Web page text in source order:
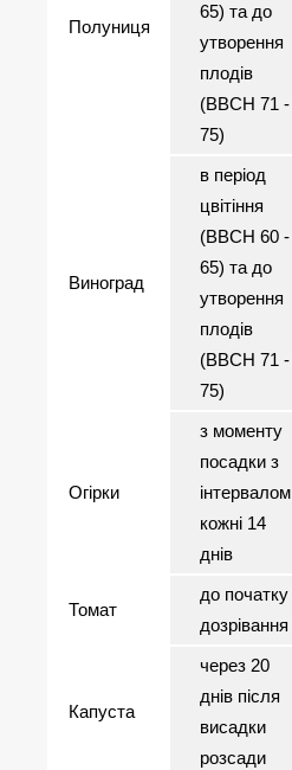
Полуниця
65) та до
утворення
плодів
(ВВСН 71 -
75)
Виноград
в період
цвітіння
(ВВСН 60 -
65) та до
утворення
плодів
(ВВСН 71 -
75)
Огірки
з моменту
посадки з
інтервалом
кожні 14
днів
Томат
до початку
дозрівання
Капуста
через 20
днів після
висадки
розсади